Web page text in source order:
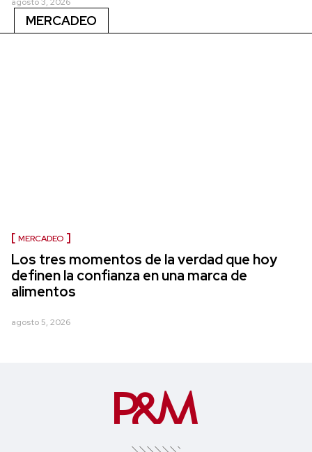
agosto 3, 2026
MERCADEO
MERCADEO
Los tres momentos de la verdad que hoy
definen la confianza en una marca de
alimentos
agosto 5, 2026